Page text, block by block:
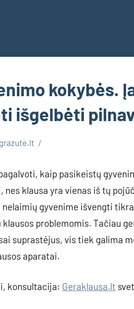
kokybės.
išgelbėti
kaip pasikeistų
klausa yra vienas iš tų
gyvenime išvengti
problemomis. Tačiau
suprastėjus, vis tiek galima
aparatai.
konsultacija: Geraklausa.lt